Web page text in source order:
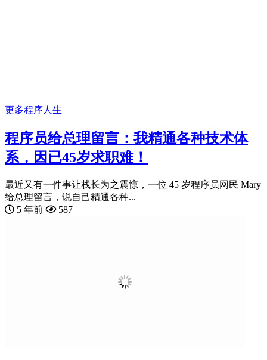
更多程序人生
程序员给总理留言：我精通各种技术体
系，因已45岁求职难！
最近又有一件事让栈长为之震惊，一位 45 岁程序员网民 Mary
给总理留言，说自己精通各种...
5 年前
587